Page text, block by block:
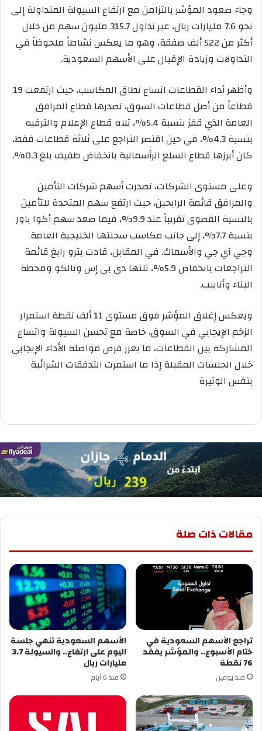
وجاء صعود المؤشر بالتزامن مع ارتفاع السيولة المتداولة إلى
نحو 7.6 مليارات ريال، عبر تداول 315.7 مليون سهم من خلال
أكثر من 522 ألف صفقة، وهو ما يعكس نشاطاً ملحوظاً في
التداولات وزيادة الإقبال على الأسهم السعودية.
وأظهر أداء القطاعات اتساع نطاق المكاسب، حيث ارتفعت 19
قطاعاً من أصل قطاعات السوق، تصدرها قطاع المرافق
العامة الذي قفز بنسبة 5.4%، تلاه قطاع الإعلام والترفيه
بنسبة 4.3%، في حين اقتصر التراجع على ثلاثة قطاعات فقط،
كان أبرزها قطاع السلع الرأسمالية بانخفاض طفيف بلغ 0.3%.
وعلى مستوى الشركات، تصدرت أسهم شركات التأمين
والمرافق قائمة الرابحين، حيث ارتفع سهم المتحدة للتأمين
بالنسبة القصوى تقريباً عند 9.9%، فيما صعد سهم أكوا باور
بنسبة 7.7%، إلى جانب مكاسب سجلتها الخليجية العامة
وجي آي جي والأسماك. في المقابل، قادت بترو رابغ قائمة
التراجعات بانخفاض 5.9%، تلتها دي بي إس وتالكو ومحطة
البناء وأنابيب.
ويعكس إغلاق المؤشر فوق مستوى 11 ألف نقطة استمرار
الزخم الإيجابي في السوق، خاصة مع تحسن السيولة واتساع
المشاركة بين القطاعات، ما يعزز فرص مواصلة الأداء الإيجابي
خلال الجلسات المقبلة إذا ما استمرت التدفقات الشرائية
بنفس الوتيرة
مقالات ذات صلة
تراجع الأسهم السعودية في
ختام الأسبوع.. والمؤشر يفقد
76 نقطة
منذ يومين
الأسهم السعودية تنهي جلسة
اليوم على ارتفاع.. والسيولة 3.7
مليارات ريال
منذ 6 أيام